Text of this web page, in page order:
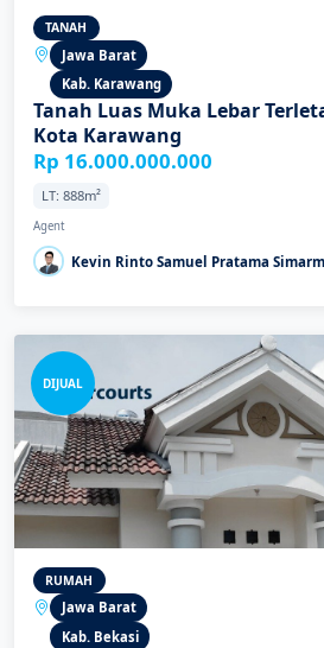
TANAH
Jawa Barat
Kab. Karawang
Tanah Luas Muka Lebar
Kota Karawang
Rp 16.000.000.000
LT: 888m²
Agent
Kevin Rinto Samuel Pratama
DIJUAL
RUMAH
Jawa Barat
Kab. Bekasi